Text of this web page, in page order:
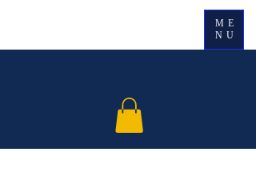
ME
NU